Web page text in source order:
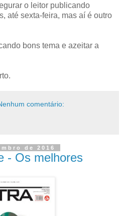
o leitor publicando
até sexta-feira, mas aí é outro
bons tema e azeitar a
comentário:
de 2016
- Os melhores